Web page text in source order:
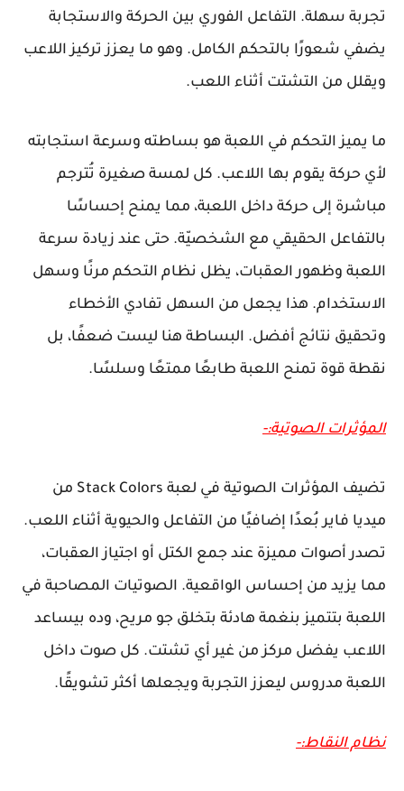
تجربة سهلة. التفاعل الفوري بين الحركة والاستجابة
يضفي شعورًا بالتحكم الكامل. وهو ما يعزز تركيز اللاعب
ويقلل من التشتت أثناء اللعب.
ما يميز التحكم في اللعبة هو بساطته وسرعة استجابته
لأي حركة يقوم بها اللاعب. كل لمسة صغيرة تُترجم
مباشرة إلى حركة داخل اللعبة، مما يمنح إحساسًا
بالتفاعل الحقيقي مع الشخصيّة. حتى عند زيادة سرعة
اللعبة وظهور العقبات، يظل نظام التحكم مرنًا وسهل
الاستخدام. هذا يجعل من السهل تفادي الأخطاء
وتحقيق نتائج أفضل. البساطة هنا ليست ضعفًا، بل
نقطة قوة تمنح اللعبة طابعًا ممتعًا وسلسًا.
المؤثرات الصوتية:-
تضيف المؤثرات الصوتية في لعبة Stack Colors من
ميديا فاير بُعدًا إضافيًا من التفاعل والحيوية أثناء اللعب.
تصدر أصوات مميزة عند جمع الكتل أو اجتياز العقبات،
مما يزيد من إحساس الواقعية. الصوتيات المصاحبة في
اللعبة بتتميز بنغمة هادئة بتخلق جو مريح، وده بيساعد
اللاعب يفضل مركز من غير أي تشتت. كل صوت داخل
اللعبة مدروس ليعزز التجربة ويجعلها أكثر تشويقًا.
نظام النقاط:-